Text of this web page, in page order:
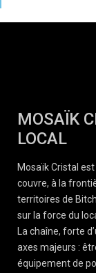
MOSAÏK
LOCAL
Mosaïk Cristal
couvre, à la
territoires de
sur la force du
La chaîne, forte
axes majeurs :
équipement de